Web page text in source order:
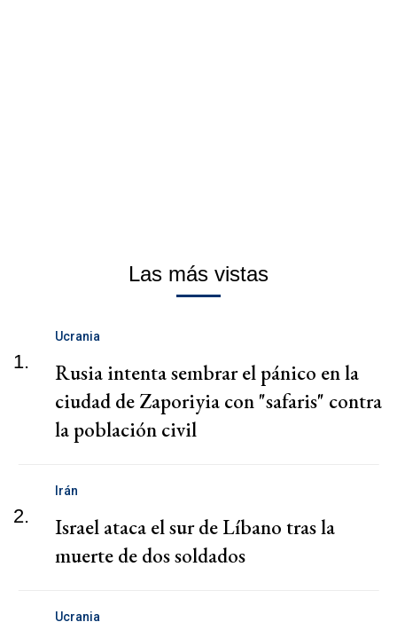
Las más vistas
1.
Ucrania
Rusia intenta sembrar el pánico en la
ciudad de Zaporiyia con "safaris" contra
la población civil
2.
Irán
Israel ataca el sur de Líbano tras la
muerte de dos soldados
Ucrania